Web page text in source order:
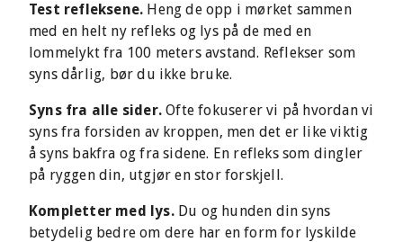
Test refleksene. Heng de opp i mørket sammen
med en helt ny refleks og lys på de med en
lommelykt fra 100 meters avstand. Reflekser som
syns dårlig, bør du ikke bruke.
Syns fra alle sider. Ofte fokuserer vi på hvordan vi
syns fra forsiden av kroppen, men det er like viktig
å syns bakfra og fra sidene. En refleks som dingler
på ryggen din, utgjør en stor forskjell.
Kompletter med lys.Du og hunden din syns
betydelig bedre om dere har en form for lyskilde